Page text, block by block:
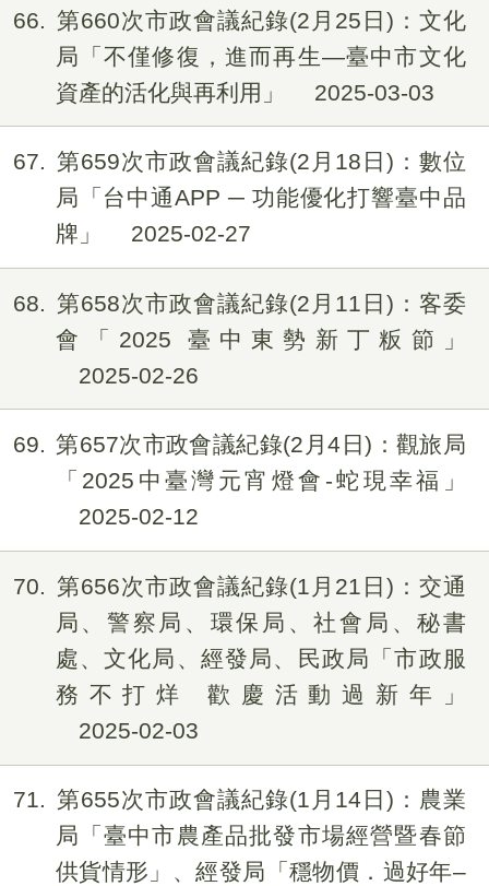
66
第660次市政會議紀錄(2月25日)：文化
局「不僅修復，進而再生—臺中市文化
資產的活化與再利用」
2025-03-03
67
第659次市政會議紀錄(2月18日)：數位
局「台中通APP ─ 功能優化打響臺中品
牌」
2025-02-27
68
第658次市政會議紀錄(2月11日)：客委
會「2025 臺中東勢新丁粄節」
2025-02-26
69
第657次市政會議紀錄(2月4日)：觀旅局
「2025中臺灣元宵燈會-蛇現幸福」
2025-02-12
70
第656次市政會議紀錄(1月21日)：交通
局、警察局、環保局、社會局、秘書
處、文化局、經發局、民政局「市政服
務不打烊 歡慶活動過新年」
2025-02-03
71
第655次市政會議紀錄(1月14日)：農業
局「臺中市農產品批發市場經營暨春節
供貨情形」、經發局「穩物價．過好年–